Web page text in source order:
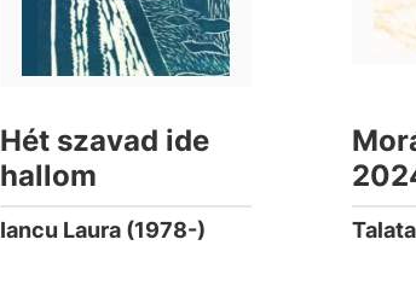
Hét szavad ide
hallom
Iancu Laura (1978-)